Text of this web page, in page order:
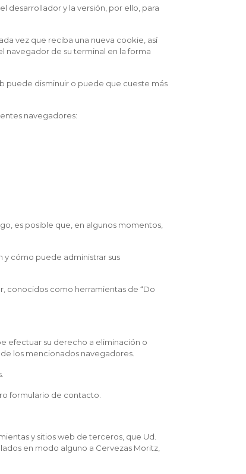
desarrollador y la versión, por ello, para
vez que reciba una nueva cookie, así
navegador de su terminal en la forma
puede disminuir o puede que cueste más
navegadores:
es posible que, en algunos momentos,
cómo puede administrar sus
conocidos como herramientas de “Do
efectuar su derecho a eliminación o
los mencionados navegadores.
formulario de contacto.
y sitios web de terceros, que Ud.
en modo alguno a Cervezas Moritz,